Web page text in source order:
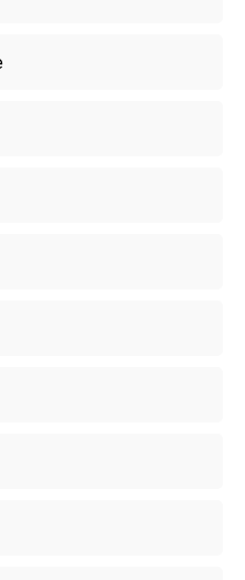
Terre des Deux Caps et
Côte d’Opale.